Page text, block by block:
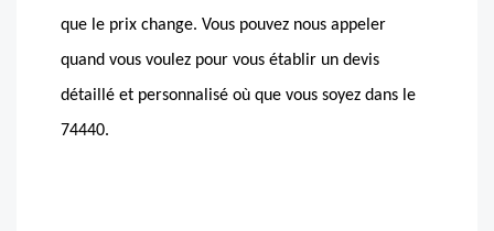
que le prix change. Vous pouvez nous appeler
quand vous voulez pour vous établir un devis
détaillé et personnalisé où que vous soyez dans le
74440.